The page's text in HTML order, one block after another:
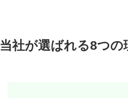
当社が選ばれる8つの